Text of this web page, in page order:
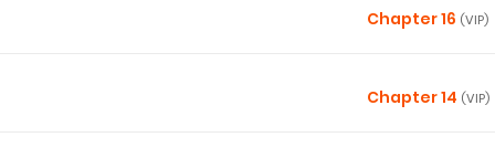
Chapter 16 (VIP)
Chapter 14 (VIP)